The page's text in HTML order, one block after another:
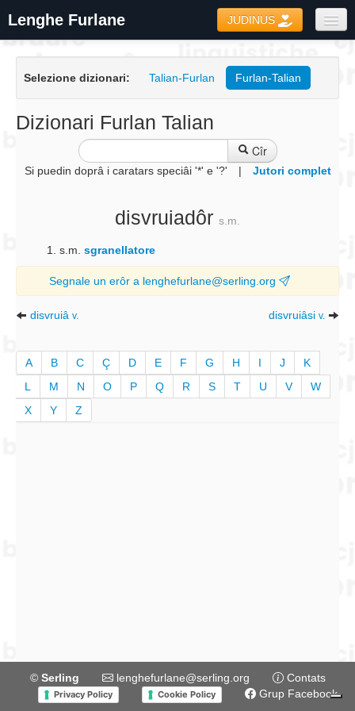
Lenghe Furlane JUDINUS
Formari
Coretôr Ortografic
Informazions
Selezione dizionari: Talian-Furlan Furlan-Talian
Dizionari Furlan Talian
Cîr
Si puedin doprâ i caratars speciâi '*' e '?' | Jutori complet
disvruiadôr s.m.
s.m. sgranellatore
Segnale un erôr a lenghefurlane@serling.org
disvruiâ v. disvruiâsi v.
A B C Ç D E F G H I J
K
L
M N O P Q R S T U V
W
X
Y Z
© Serling lenghefurlane@serling.org Contats
Privacy Policy Cookie Policy Grup Facebook